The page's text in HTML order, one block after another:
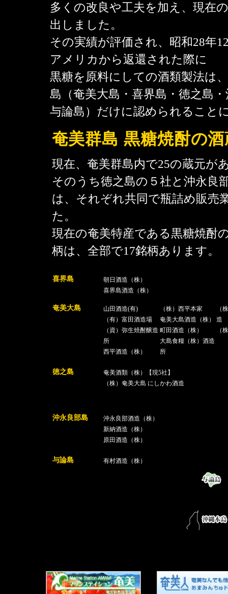
多くの改良や工夫を加え、現在
出しました。
その実績が評価され、昭和28年
アメリカから返還された際に
黒糖を原料にしての酒類製法は
島（奄美大島・喜界島・徳之島
与論島）だけに認められること
奄美群島 黒糖焼酎の
現在、奄美群島内で25の蔵元が
そのうち徳之島の５社と沖永良
は、それぞれ共同で瓶詰め販売
た。
現在の奄美特産である黒糖焼酎
柄は、全部で17銘柄あります。
喜界島
朝日酒造（株）
喜界島酒造（株）
奄美大島
山田酒造(有)
（有）富田酒造場
（資）弥生焼酎醸造
所
西平酒造（株）
（株）西平本家
奄美大島酒造（株）
町田酒造（株）
大島食糧（株）酒造
所
（
造
（
徳之島
奄美酒類（株）【現5社】
（株）奄美大島 にしかわ酒造
沖永良部島
沖永良部酒造（株）
新納酒造（株）
原田酒造（株）
与論島 有村酒造（株）